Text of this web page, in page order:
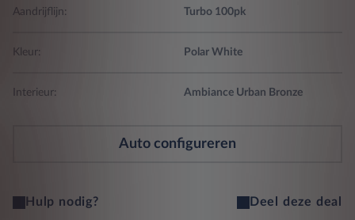
Aandrijflijn: Turbo 100pk
Kleur: Polar White
Interieur: Ambiance Urban Bronze
Auto configureren
Hulp nodig? Deel deze deal